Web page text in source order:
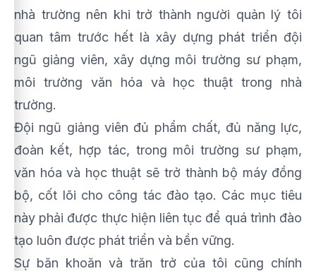
nhà trường nên khi trở thành người quản lý tôi
quan tâm trước hết là xây dựng phát triển đội
ngũ giảng viên, xây dựng môi trường sư phạm,
môi trường văn hóa và học thuật trong nhà
trường.
Đội ngũ giảng viên đủ phẩm chất, đủ năng lực,
đoàn kết, hợp tác, trong môi trường sư phạm,
văn hóa và học thuật sẽ trở thành bộ máy đồng
bộ, cốt lõi cho công tác đào tạo. Các mục tiêu
này phải được thực hiện liên tục để quá trình đào
tạo luôn được phát triển và bền vững.
Sự băn khoăn và trăn trở của tôi cũng chính